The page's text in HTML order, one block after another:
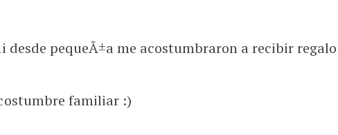
desde pequeÃ±a me acostumbraron a recibir
familiar :)